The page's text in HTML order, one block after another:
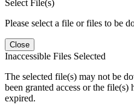
Select File(s)
Please select a file or files to be
Close
Inaccessible Files Selected
The selected file(s) may not be
been granted access or the file(s)
expired.